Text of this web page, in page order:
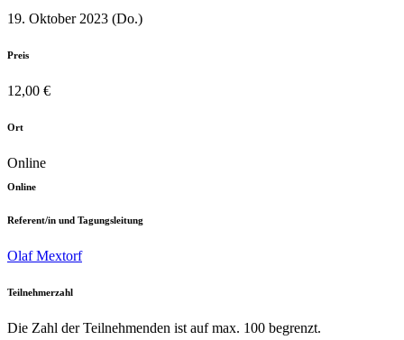
19. Oktober 2023 (Do.)
Preis
12,00 €
Ort
Online
Online
Referent/in und Tagungsleitung
Olaf Mextorf
Teilnehmerzahl
Die Zahl der Teilnehmenden ist auf max. 100 begrenzt.